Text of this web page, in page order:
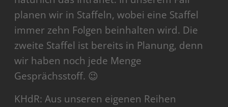
planen wir in Staffeln, wobei eine Staffel
immer zehn Folgen beinhalten wird. Die
zweite Staffel ist bereits in Planung, denn
wir haben noch jede Menge
Gesprächsstoff. 😉
KHdR: Aus unseren eigenen Reihen